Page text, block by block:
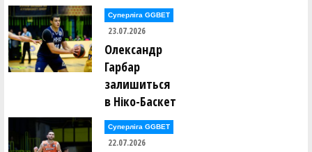
Валерія Лупу (ДЮСШ (Ізмаїл)-13)
Єва Мариморич (ДЮСШ (Ізмаїл)-13)
Єва Мельник (КІВС (Львів)-13)
Євгенія Мельник (ЧОДЮСШ-Академія "ЧЕ БАСКЕТ"
(Чернівці)-13)
Суперліга GGBET
23.07.2026
Олександр
Гарбар
залишиться
в Ніко-Баскет
Суперліга GGBET
22.07.2026